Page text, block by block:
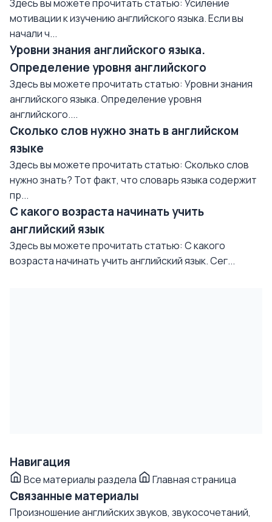
Здесь вы можете прочитать статью: Усиление
мотивации к изучению английского языка. Если вы
начали ч...
Уровни знания английского языка.
Определение уровня английского
Здесь вы можете прочитать статью: Уровни знания
английского языка. Определение уровня
английского....
Сколько слов нужно знать в английском
языке
Здесь вы можете прочитать статью: Сколько слов
нужно знать? Тот факт, что словарь языка содержит
пр...
С какого возраста начинать учить
английский язык
Здесь вы можете прочитать статью: С какого
возраста начинать учить английский язык. Сег...
Навигация
Все материалы раздела Главная страница
Связанные материалы
Произношение английских звуков, звукосочетаний,